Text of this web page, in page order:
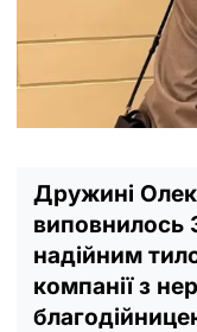
Дружині
виповнилось
надійним
компанії з